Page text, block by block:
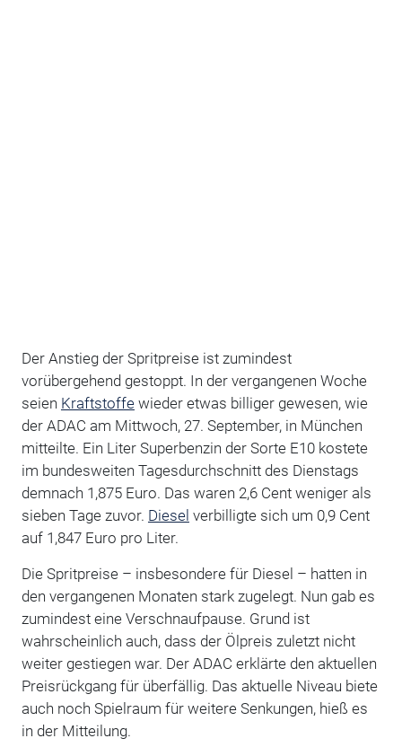
Der Anstieg der Spritpreise ist zumindest
vorübergehend gestoppt. In der vergangenen Woche
seien Kraftstoffewieder etwas billiger gewesen, wie
der ADAC am Mittwoch, 27. September, in München
mitteilte. Ein Liter Superbenzin der Sorte E10 kostete
im bundesweiten Tagesdurchschnitt des Dienstags
demnach 1,875 Euro. Das waren 2,6 Cent weniger als
sieben Tage zuvor. Diesel verbilligte sich um 0,9 Cent
auf 1,847 Euro pro Liter.
Die Spritpreise – insbesondere für Diesel – hatten in
den vergangenen Monaten stark zugelegt. Nun gab es
zumindest eine Verschnaufpause. Grund ist
wahrscheinlich auch, dass der Ölpreis zuletzt nicht
weiter gestiegen war. Der ADAC erklärte den aktuellen
Preisrückgang für überfällig. Das aktuelle Niveau biete
auch noch Spielraum für weitere Senkungen, hieß es
in der Mitteilung.